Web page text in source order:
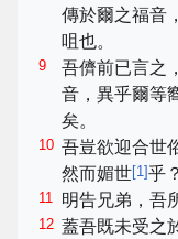
傳於爾之福音
咀也。
9
吾儕前已言之
音，異乎爾等
矣。
10 吾豈欲迎合世
然而媚世[1]乎
11 明告兄弟，吾
12 蓋吾既未受之